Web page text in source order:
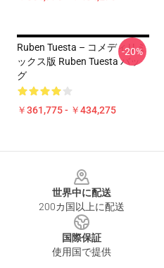
Ruben Tuesta – コメディリミ
ックス版 Ruben Tuesta バッ
グ
￥361,775 - ￥434,275
-20%
世界中に配送
200カ国以上に配送
国際保証
使用国で提供